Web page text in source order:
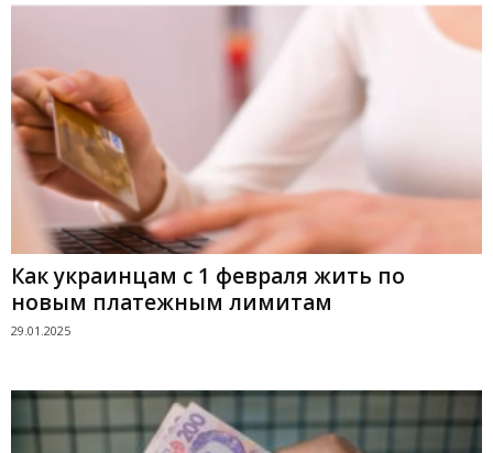
Как украинцам с 1 февраля жить по
новым платежным лимитам
29.01.2025